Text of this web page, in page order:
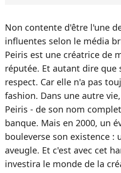
Non contente d'être l'une
influentes selon le média
Peiris est une créatrice de
réputée. Et autant dire
respect. Car elle n'a pas
fashion. Dans une autre
Peiris - de son nom
banque. Mais en 2000, un
bouleverse son existence :
aveugle. Et c'est avec cet
investira le monde de la